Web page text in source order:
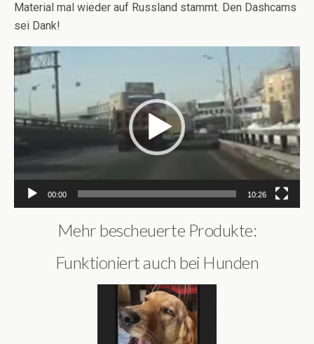
Material mal wieder auf Russland stammt. Den Dashcams
sei Dank!
Video-
Player
00:00 10:26
Mehr bescheuerte Produkte:
Funktioniert auch bei Hunden